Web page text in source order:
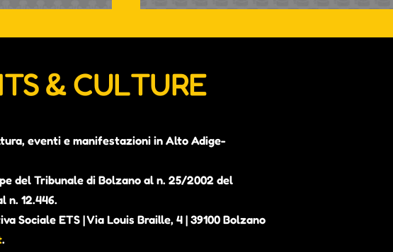
& CULTURE
eventi e manifestazioni in Alto Adige-
del Tribunale di Bolzano al n. 25/2002 del
n. 12.446.
Sociale ETS | Via Louis Braille, 4 | 39100 Bolzano
.